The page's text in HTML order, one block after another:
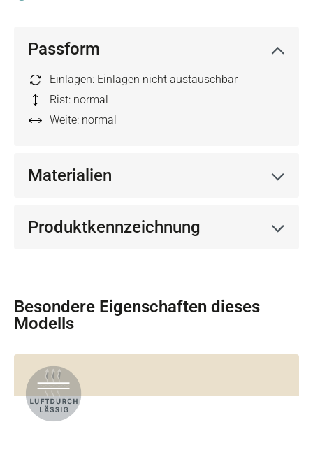
Passform
Einlagen: Einlagen nicht austauschbar
Rist: normal
Weite: normal
Materialien
Produktkennzeichnung
Besondere Eigenschaften dieses
Modells